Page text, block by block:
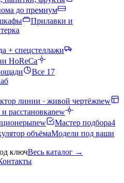
до премиум
Прилавки и
+ спецстеллажи
HoReCa
Все 17
линии · живой чертёжnew
расстановкаnew
new Мастер подбора4
объёмаМодели под ваши
ключВесь каталог →